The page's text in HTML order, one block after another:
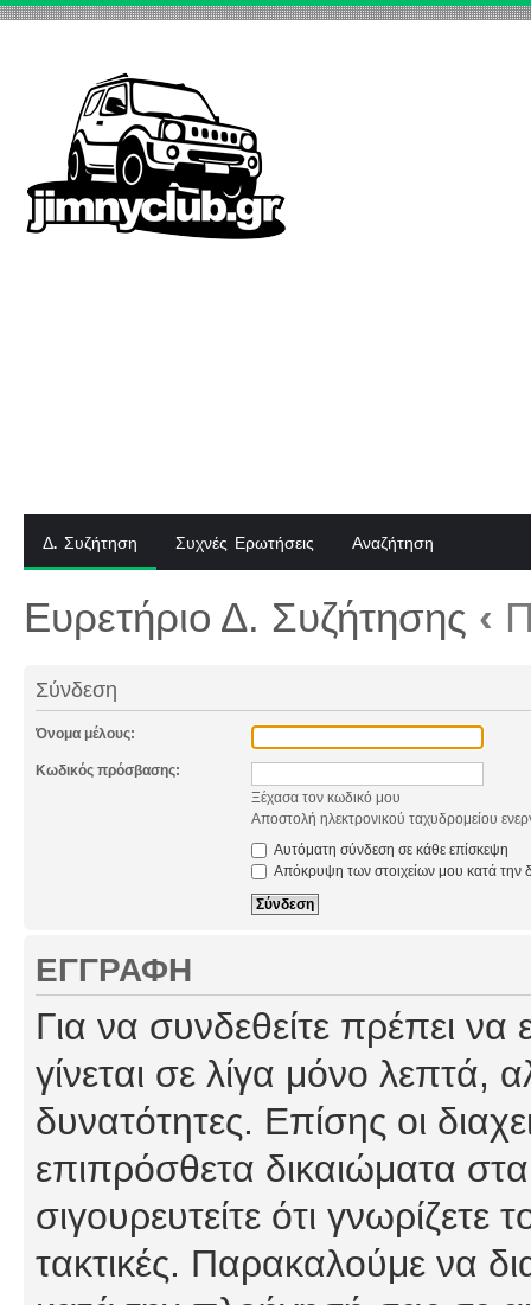
Δ. Συζήτηση Συχνές Ερωτήσεις Αναζήτηση
Ευρετήριο Δ. Συζήτησης ‹
Σύνδεση
Όνομα μέλους:
Κωδικός πρόσβασης:
Ξέχασα τον κωδικό μου
Αποστολή ηλεκτρονικού ταχυδρομείου
Αυτόματη σύνδεση σε κάθε επίσκεψη
Απόκρυψη των στοιχείων μου κατά την
ΕΓΓΡΑΦΉ
Για να συνδεθείτε πρέπει
γίνεται σε λίγα μόνο λεπτά,
δυνατότητες. Επίσης οι
επιπρόσθετα δικαιώματα
σιγουρευτείτε ότι γνωρίζετε
τακτικές. Παρακαλούμε να